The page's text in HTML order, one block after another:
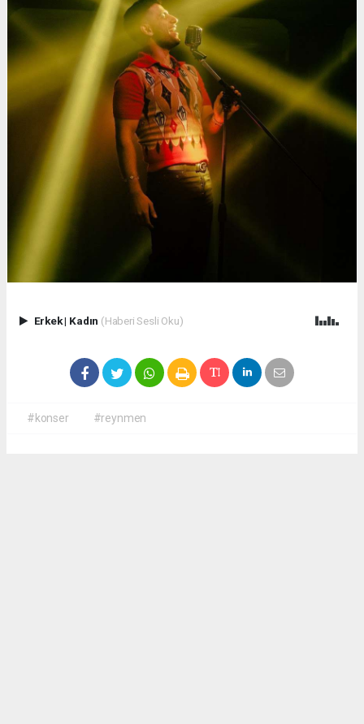
Erkek| Kadın (Haberi Sesli Oku)
#konser #reynmen